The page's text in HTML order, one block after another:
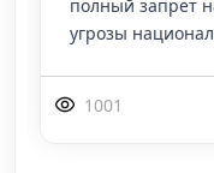
полный запрет
угрозы
1001